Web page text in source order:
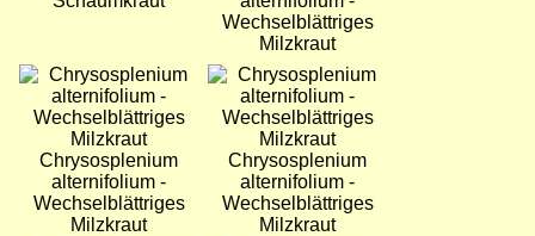
Wechselblättriges
Milzkraut
Bild
Chrysosplenium
alternifolium -
Wechselblättriges
Milzkraut
Bild
Chrysosplenium
alternifolium -
Wechselblättriges
Milzkraut